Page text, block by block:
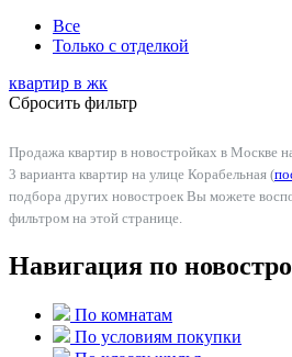
Все
Только с отделкой
квартир в жк
Сбросить фильтр
Продажа квартир в новостройках в Москве
3 варианта квартир на улице Корабельная (
подбора других новостроек Вы можете
фильтром на этой странице.
Навигация по
По комнатам
По условиям покупки